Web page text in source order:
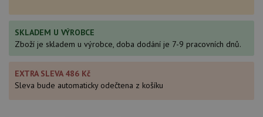
SKLADEM U VÝROBCE
Zboží je skladem u výrobce, doba dodání je 7-9 pracovních dnů.
EXTRA SLEVA 486 Kč
Sleva bude automaticky odečtena z košíku